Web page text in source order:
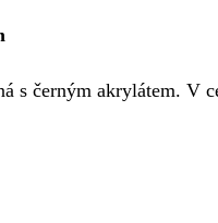
s černým akrylátem. V